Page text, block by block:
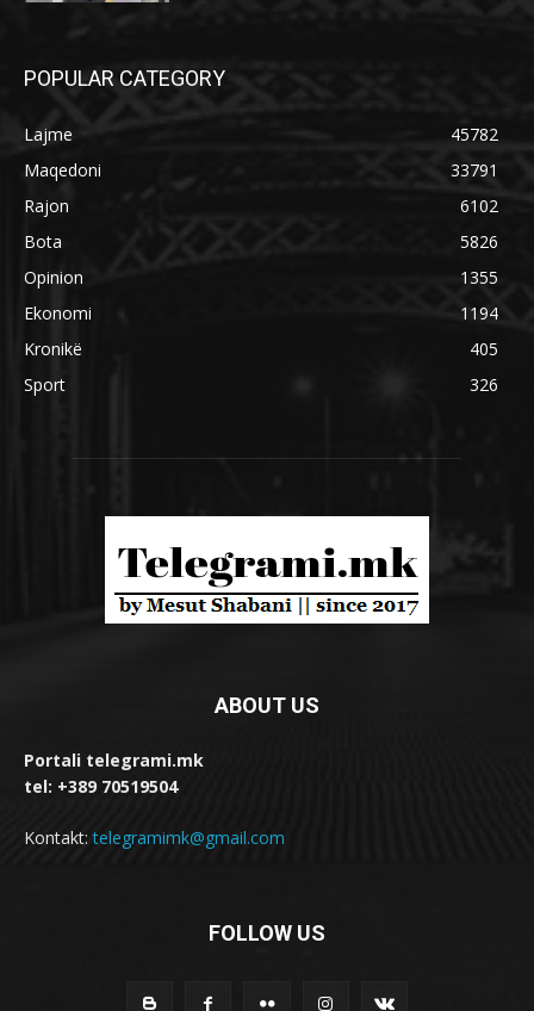
POPULAR CATEGORY
Lajme
45782
Maqedoni
33791
Rajon
6102
Bota
5826
Opinion
1355
Ekonomi
1194
Kronikë
405
Sport
326
ABOUT US
Portali telegrami.mk
tel: +389 70519504
Kontakt:telegramimk@gmail.com
FOLLOW US